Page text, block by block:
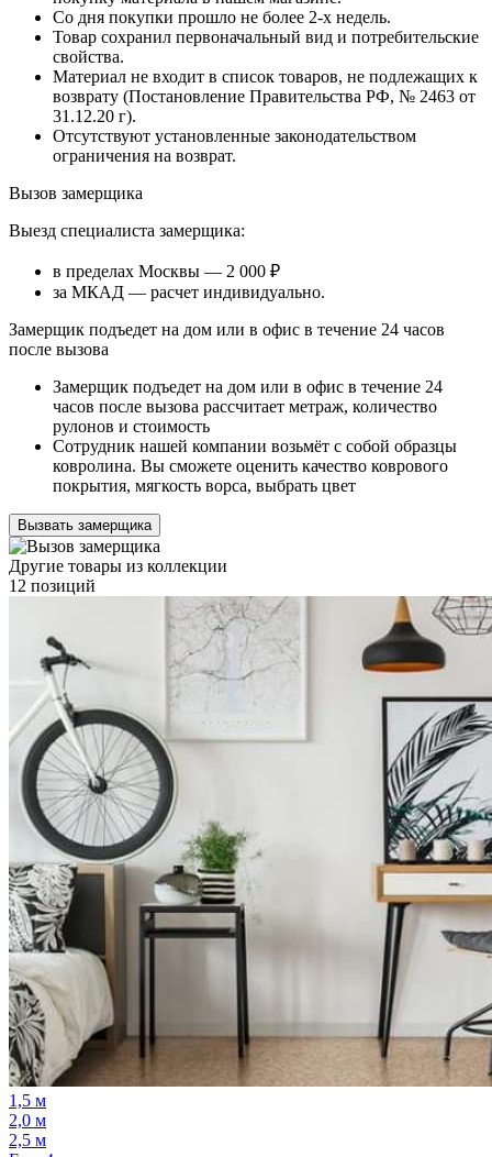
Со дня покупки прошло не более 2-х недель.
Товар сохранил первоначальный вид и потребительские
свойства.
Материал не входит в список товаров, не подлежащих к
возврату (Постановление Правительства РФ, № 2463 от
31.12.20 г).
Отсутствуют установленные законодательством
ограничения на возврат.
Вызов замерщика
Выезд специалиста замерщика:
в пределах Москвы — 2 000 ₽
за МКАД — расчет индивидуально.
Замерщик подъедет на дом или в офис в течение 24 часов
после вызова
Замерщик подъедет на дом или в офис в течение 24
часов после вызова рассчитает метраж, количество
рулонов и стоимость
Сотрудник нашей компании возьмёт с собой образцы
ковролина. Вы сможете оценить качество коврового
покрытия, мягкость ворса, выбрать цвет
Вызвать замерщика
Другие товары из коллекции
12 позиций
1,5 м
2,0 м
2,5 м